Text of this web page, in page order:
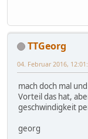
TTGeorg
04. Februar 2016,
mach doch mal
Vorteil das hat,
geschwindigkeit
georg